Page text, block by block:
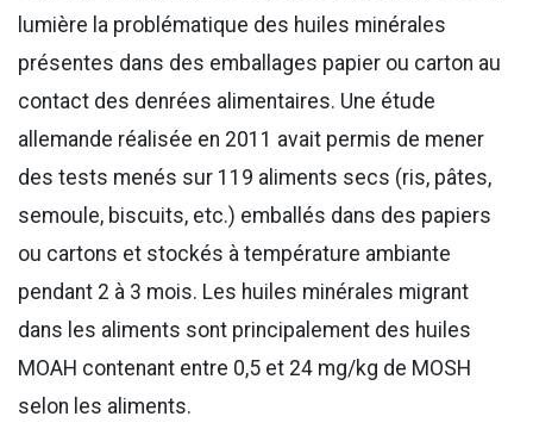
lumière la problématique des huiles minérales
présentes dans des emballages papier ou carton au
contact des denrées alimentaires. Une étude
allemande réalisée en 2011 avait permis de mener
des tests menés sur 119 aliments secs (ris, pâtes,
semoule, biscuits, etc.) emballés dans des papiers
ou cartons et stockés à température ambiante
pendant 2 à 3 mois. Les huiles minérales migrant
dans les aliments sont principalement des huiles
MOAH contenant entre 0,5 et 24 mg/kg de MOSH
selon les aliments.